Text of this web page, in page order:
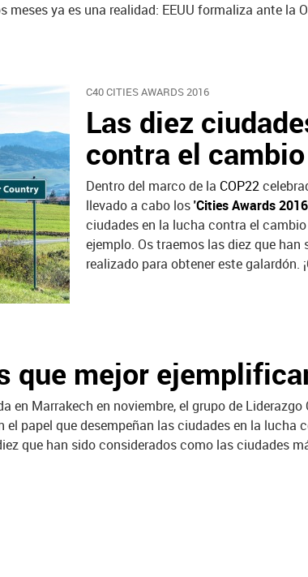
meses ya es una realidad: EEUU formaliza ante
C40 CITIES AWARDS 2016
Las diez
contra el
Dentro del marco de la COP22
llevado a cabo los'Cities Awards
ciudades en la lucha contra el
ejemplo. Os traemos las diez que
realizado para obtener este galardón.
que mejor
en Marrakech en noviembre, el grupo de
el papel que desempeñan las ciudades en la
que han sido considerados como las ciudades